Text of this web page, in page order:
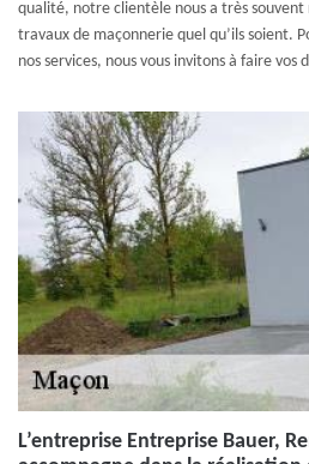
qualité, notre clientèle nous a très
travaux de maçonnerie quel qu’ils soient.
nos services, nous vous invitons à faire vos
L’entreprise Entreprise Bauer,